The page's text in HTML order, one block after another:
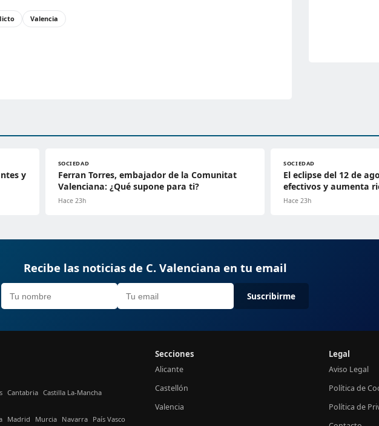
Valencia
y
SOCIEDAD
Ferran Torres, embajador de la Comunitat
Valenciana: ¿Qué supone para ti?
Hace 23h
SOCIEDAD
El eclipse del 12 de
efectivos y aumenta
Hace 23h
Recibe las noticias de C. Valenciana en tu email
Suscribirme
Cantabria Castilla La-Mancha
Madrid Murcia Navarra País Vasco
Secciones
Alicante
Castellón
Valencia
Legal
Aviso Legal
Política de
Política de